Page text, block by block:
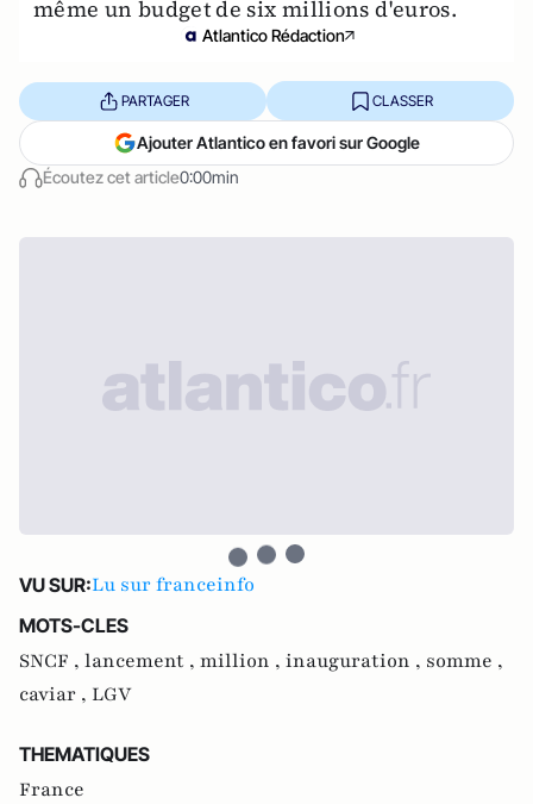
même un budget de six millions d'euros.
Atlantico Rédaction
Écoutez cet article0:00min
PARTAGER CLASSER
Ajouter Atlantico en favori sur Google
VU SUR:Lu sur franceinfo
MOTS-CLES
SNCF , lancement , million , inauguration , somme ,
caviar , LGV
THEMATIQUES
France